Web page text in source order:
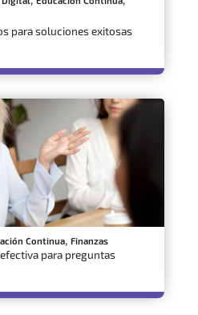
para soluciones exitosas
Continua, Finanzas
para preguntas